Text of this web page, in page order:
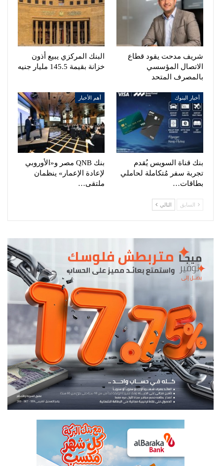
شريف مدحت يقود قطاع
الاتصال المؤسسي
بالمصرف المتحد
البنك المركزي يبيع أذون
خزانة بقيمة 145.5 مليار جنيه
أخبار البنوك
بنك قناة السويس يُقدم
تجربة سفر مُتكاملة لحاملي
بطاقات…
أهم الأخبار
بنك QNB مصر و«الأوروبي
لإعادة الإعمار» ينظمان
ملتقى…
السابق التالي